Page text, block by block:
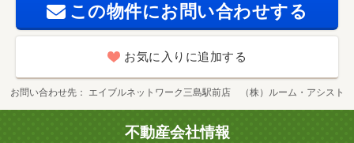
この物件にお問い合わせする
お気に入りに追加する
お問い合わせ先 エイブルネットワーク三島駅前店 （株）ルーム・アシスト
不動産会社情報